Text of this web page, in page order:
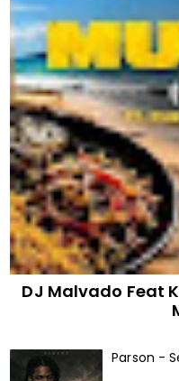
DJ Malvado Feat
Parson -